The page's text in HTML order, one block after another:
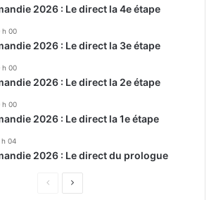
2026 : Le direct la 4e étape
h 00
2026 : Le direct la 3e étape
h 00
2026 : Le direct la 2e étape
h 00
2026 : Le direct la 1e étape
h 04
2026 : Le direct du prologue
Page
Page